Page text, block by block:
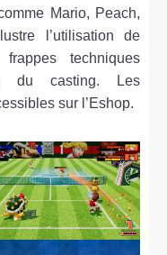
Mario, Peach,
l’utilisation de
techniques
du casting. Les
sur l’Eshop.